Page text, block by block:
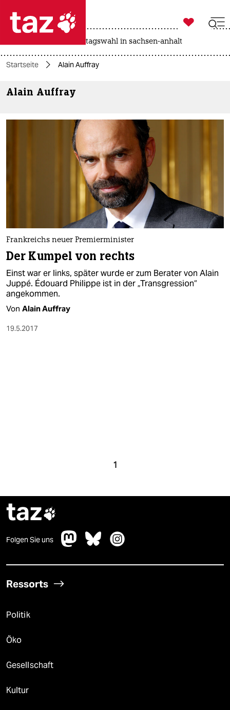
 taz zahl ich
taz zahl ich
themen
politik
kultur
berlin
nord
wahrheit
verlag

taz zahl ich
landtagswahl in sachsen-anhalt
Startseite Alain Auffray​
Alain Auffray​
Frankreichs neuer Premierminister
Der Kumpel von rechts
Einst war er links, später wurde er zum Berater von Alain
Juppé. Édouard Philippe ist in der „Transgression“
angekommen.
Von Alain Auffray​
19.5.2017
1
taz
Folgen Sie uns
Ressorts
Politik
Öko
Gesellschaft
Kultur